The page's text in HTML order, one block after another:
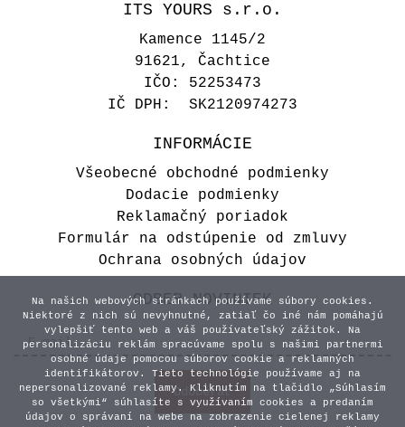
Zasadací poriadok Jemný
eucalyptus A6
1,00 €
ITS YOURS s.r.o.
Kamence 1145/2
91621, Čachtice
IČO: 52253473
IČ DPH: SK2120974273
INFORMÁCIE
Všeobecné obchodné podmienky
Dodacie podmienky
Reklamačný poriadok
Formulár na odstúpenie od zmluvy
Ochrana osobných údajov
ODBER NOVINIEK
Na našich webových stránkach používame súbory cookies.
Niektoré z nich sú nevyhnutné, zatiaľ čo iné nám pomáhajú
vylepšiť tento web a váš používateľský zážitok. Na
personalizáciu reklám spracúvame spolu s našimi partnermi
osobné údaje pomocou súborov cookie a reklamných
identifikátorov. Tieto technológie používame aj na
nepersonalizované reklamy. Kliknutím na tlačidlo „Súhlasím
so všetkými“ súhlasíte s využívaním cookies a predaním
údajov o správaní na webe na zobrazenie cielenej reklamy